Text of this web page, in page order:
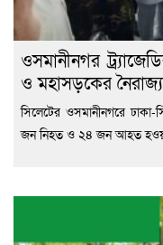
ওসমানীনগর
ও মহাসড়কের নৈরাজ্য
সিলেটের ওসমানীনগরে
জন নিহত ও ২৪ জন আহত